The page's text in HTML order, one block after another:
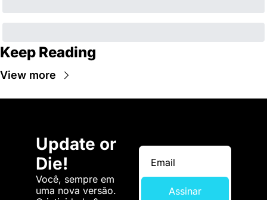
Keep Reading
View more
Update or
Die!
Você, sempre em
uma nova versão.
Assinar